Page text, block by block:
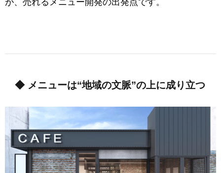
◆ メニューは“地域の文脈”の上に成り立つ